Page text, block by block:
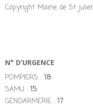
Copyright Mairie de St
N° D’URGENCE
POMPIERS : 18
SAMU : 15
GENDARMERIE : 17